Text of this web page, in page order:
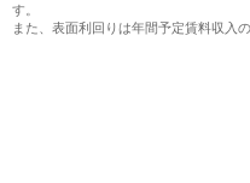
す。
また、表面利回りは年間予定賃料収入